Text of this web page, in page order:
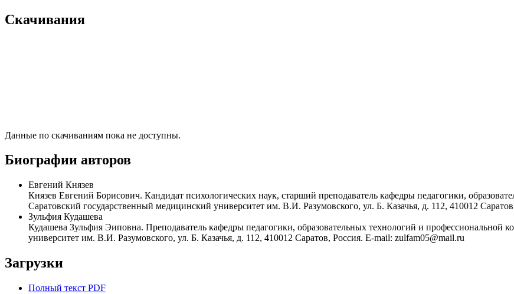
Скачивания
Данные по скачиваниям пока не доступны.
Биографии авторов
Евгений Князев
Князев Евгений Борисович. Кандидат психологических наук, старший преподаватель кафедры педагогики,
Саратовский государственный медицинский университет им. В.И. Разумовского, ул. Б. Казачья, д. 112, 410012
Зульфия Кудашева
Кудашева Зульфия Эиповна. Преподаватель кафедры педагогики, образовательных технологий и профессиональной
университет им. В.И. Разумовского, ул. Б. Казачья, д. 112, 410012 Саратов, Россия. E-mail: zulfam05@mail.ru
Загрузки
Полный текст PDF